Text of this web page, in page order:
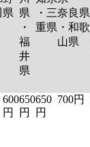
県 県
・
福
井
県
・三
重県
奈良県
・和歌
山県
600
円
650
円
650
円
700円